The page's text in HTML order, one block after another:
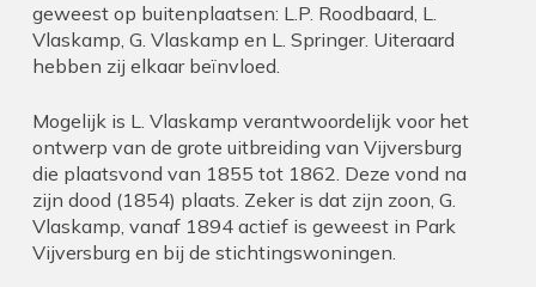
geweest op buitenplaatsen: L.P. Roodbaard, L.
Vlaskamp, G. Vlaskamp en L. Springer. Uiteraard
hebben zij elkaar beïnvloed.
Mogelijk is L. Vlaskamp verantwoordelijk voor het
ontwerp van de grote uitbreiding van Vijversburg
die plaatsvond van 1855 tot 1862. Deze vond na
zijn dood (1854) plaats. Zeker is dat zijn zoon, G.
Vlaskamp, vanaf 1894 actief is geweest in Park
Vijversburg en bij de stichtingswoningen.